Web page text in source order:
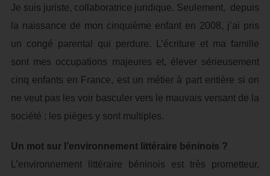
Je suis juriste, collaboratrice juridique. Seulement, depuis
la naissance de mon cinquième enfant en 2008, j’ai pris
un congé parental qui perdure. L’écriture et ma famille
sont mes occupations majeures et, élever sérieusement
cinq enfants en France, est un métier à part entière si on
ne veut pas les voir basculer vers le mauvais versant de la
société ; les pièges y sont multiples.
Un mot sur l’environnement littéraire béninois ?
L’environnement littéraire béninois est très prometteur,